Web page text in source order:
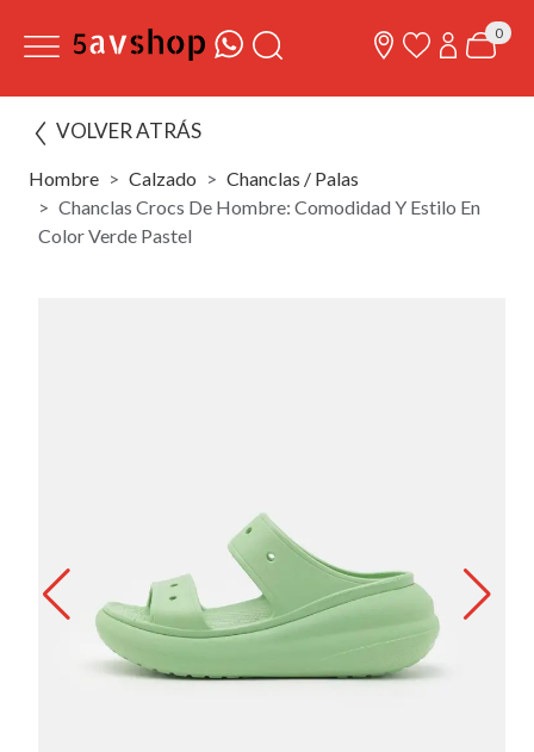
0
VOLVER ATRÁS
Hombre Calzado
Chanclas / Palas
Chanclas Crocs De Hombre: Comodidad Y Estilo En
Color Verde Pastel